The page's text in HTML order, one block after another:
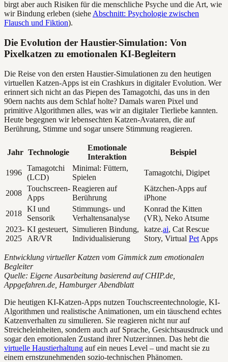
birgt aber auch Risiken für die menschliche Psyche und die Art, wie
wir Bindung erleben (siehe Abschnitt: Psychologie zwischen
Flausch und Fiktion).
Die Evolution der Haustier-Simulation: Von
Pixelkatzen zu emotionalen KI-Begleitern
Die Reise von den ersten Haustier-Simulationen zu den heutigen
virtuellen Katzen-Apps ist ein Crashkurs in digitaler Evolution. Wer
erinnert sich nicht an das Piepen des Tamagotchi, das uns in den
90ern nachts aus dem Schlaf holte? Damals waren Pixel und
primitive Algorithmen alles, was wir an digitaler Tierliebe kannten.
Heute begegnen wir lebensechten Katzen-Avataren, die auf
Berührung, Stimme und sogar unsere Stimmung reagieren.
Jahr Technologie
Emotionale
Interaktion
Beispiel
1996
Tamagotchi
(LCD)
Minimal: Füttern,
Spielen
Tamagotchi, Digipet
2008
Touchscreen-
Apps
Reagieren auf
Berührung
Kätzchen-Apps auf
iPhone
2018
KI und
Sensorik
Stimmungs- und
Verhaltensanalyse
Konrad the Kitten
(VR), Neko Atsume
2023-
2025
KI gesteuert,
AR/VR
Simulieren Bindung,
Individualisierung
katze.ai, Cat Rescue
Story, Virtual Pet Apps
Entwicklung virtueller Katzen vom Gimmick zum emotionalen
Begleiter
Quelle: Eigene Ausarbeitung basierend auf CHIP.de,
Appgefahren.de, Hamburger Abendblatt
Die heutigen KI-Katzen-Apps nutzen Touchscreentechnologie, KI-
Algorithmen und realistische Animationen, um ein täuschend echtes
Katzenverhalten zu simulieren. Sie reagieren nicht nur auf
Streicheleinheiten, sondern auch auf Sprache, Gesichtsausdruck und
sogar den emotionalen Zustand ihrer Nutzer:innen. Das hebt die
virtuelle Haustierhaltung auf ein neues Level – und macht sie zu
einem ernstzunehmenden sozio-technischen Phänomen.